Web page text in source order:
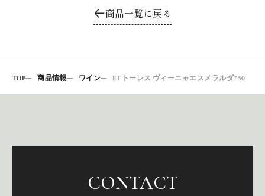
商品一覧に戻る
TOP 商品情報 ワイン ETトーレス ヴィーニャエスメラルダ750
CONTACT